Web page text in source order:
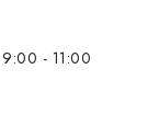
- 11:00